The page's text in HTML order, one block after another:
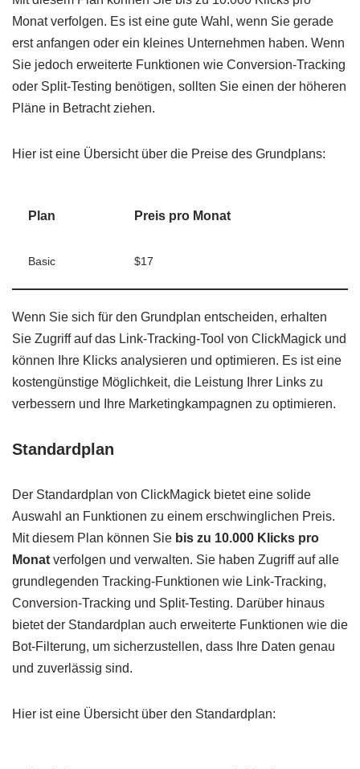
Monat verfolgen. Es ist eine gute Wahl, wenn Sie gerade
erst anfangen oder ein kleines Unternehmen haben. Wenn
Sie jedoch erweiterte Funktionen wie Conversion-Tracking
oder Split-Testing benötigen, sollten Sie einen der höheren
Pläne in Betracht ziehen.
Hier ist eine Übersicht über die Preise des Grundplans:
Plan Preis pro Monat
Basic $17
Wenn Sie sich für den Grundplan entscheiden, erhalten
Sie Zugriff auf das Link-Tracking-Tool von ClickMagick und
können Ihre Klicks analysieren und optimieren. Es ist eine
kostengünstige Möglichkeit, die Leistung Ihrer Links zu
verbessern und Ihre Marketingkampagnen zu optimieren.
Standardplan
Der Standardplan von ClickMagick bietet eine solide
Auswahl an Funktionen zu einem erschwinglichen Preis.
Mit diesem Plan können Sie bis zu 10.000 Klicks pro
Monat verfolgen und verwalten. Sie haben Zugriff auf alle
grundlegenden Tracking-Funktionen wie Link-Tracking,
Conversion-Tracking und Split-Testing. Darüber hinaus
bietet der Standardplan auch erweiterte Funktionen wie die
Bot-Filterung, um sicherzustellen, dass Ihre Daten genau
und zuverlässig sind.
Hier ist eine Übersicht über den Standardplan: